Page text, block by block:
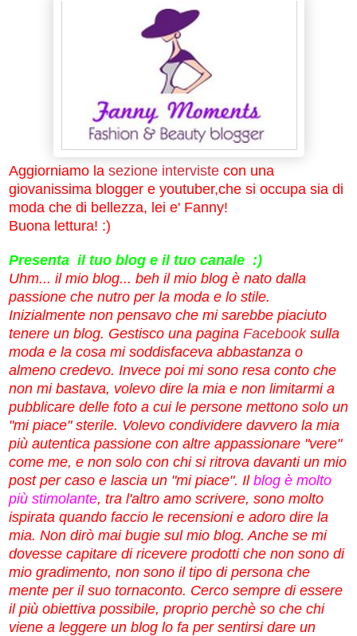
Aggiorniamo la sezione interviste con una
giovanissima blogger e youtuber,che si occupa sia di
moda che di bellezza, lei e' Fanny!
Buona lettura! :)
Presenta il tuo blog e il tuo canale :)
Uhm... il mio blog... beh il mio blog è nato dalla
passione che nutro per la moda e lo stile.
Inizialmente non pensavo che mi sarebbe piaciuto
tenere un blog. Gestisco una pagina Facebook sulla
moda e la cosa mi soddisfaceva abbastanza o
almeno credevo. Invece poi mi sono resa conto che
non mi bastava, volevo dire la mia e non limitarmi a
pubblicare delle foto a cui le persone mettono solo un
"mi piace" sterile. Volevo condividere davvero la mia
più autentica passione con altre appassionare "vere"
come me, e non solo con chi si ritrova davanti un mio
post per caso e lascia un "mi piace". Il blog è molto
più stimolante, tra l'altro amo scrivere, sono molto
ispirata quando faccio le recensioni e adoro dire la
mia. Non dirò mai bugie sul mio blog. Anche se mi
dovesse capitare di ricevere prodotti che non sono di
mio gradimento, non sono il tipo di persona che
mente per il suo tornaconto. Cerco sempre di essere
il più obiettiva possibile, proprio perchè so che chi
viene a leggere un blog lo fa per sentirsi dare un